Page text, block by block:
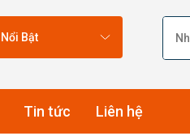
Bật
Tin tức Liên hệ